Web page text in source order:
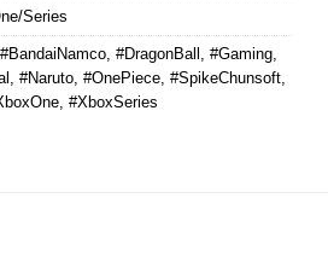
Series
#BandaiNamco #DragonBall #Gaming
#Naruto #OnePiece #SpikeChunsoft
#XboxSeries